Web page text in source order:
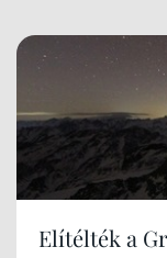
Elítélték a